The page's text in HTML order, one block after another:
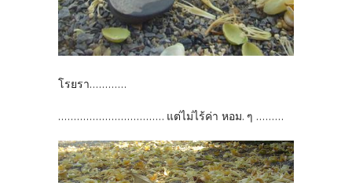
โรยรา............
.................................. แต่ไม่ไร้ค่า หอม. ๆ .........